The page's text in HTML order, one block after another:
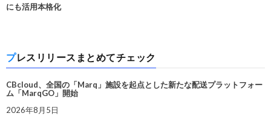
にも活用本格化
プレスリリースまとめてチェック
CBcloud、全国の「Marq」施設を起点とした新たな配送プラットフォー
ム「MarqGO」開始
2026年8月5日